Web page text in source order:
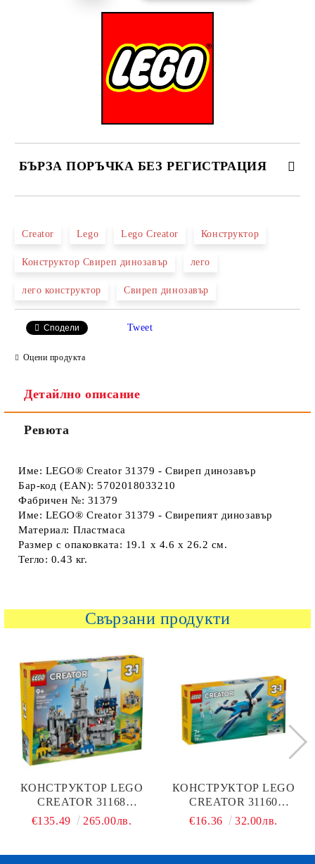
БЪРЗА ПОРЪЧКА БЕЗ РЕГИСТРАЦИЯ
Creator Lego Lego Creator Конструктор
Конструктор Свиреп динозавър лего
лего конструктор Свиреп динозавър
Сподели Tweet
Оцени продукта
Детайлно описание
Ревюта
Име: LEGO® Creator 31379 - Свиреп динозавър
Бар-код (EAN): 5702018033210
Фабричен №: 31379
Име: LEGO® Creator 31379 - Свирепият динозавър
Материал: Пластмаса
Размер с опаковката: 19.1 x 4.6 x 26.2 см.
Тегло: 0.43 кг.
Свързани продукти
КОНСТРУКТОР LEGO
CREATOR 31168
СРЕДНОВЕКОВЕН
€135.49 265.00лв.
КОНСТРУКТОР LEGO
CREATOR 31160
ЛЕТАТЕЛНИ СРЕДСТВА
€16.36 32.00лв.